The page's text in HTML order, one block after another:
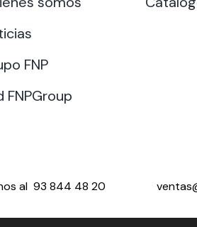
FNP
FNPGroup
al93 844 48 20